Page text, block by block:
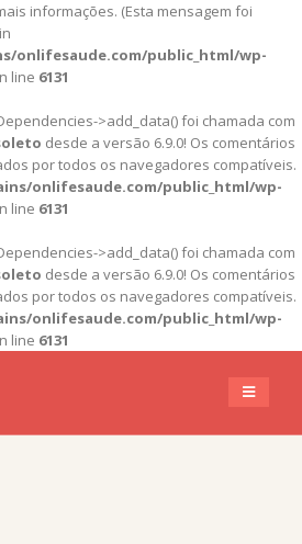
informações. (Esta mensagem foi
onlifesaude.com/public_html/wp-
line 6131
>add_data() foi chamada com
desde a versão 6.9.0! Os comentários
por todos os navegadores compatíveis.
onlifesaude.com/public_html/wp-
line 6131
>add_data() foi chamada com
desde a versão 6.9.0! Os comentários
por todos os navegadores compatíveis.
onlifesaude.com/public_html/wp-
line 6131